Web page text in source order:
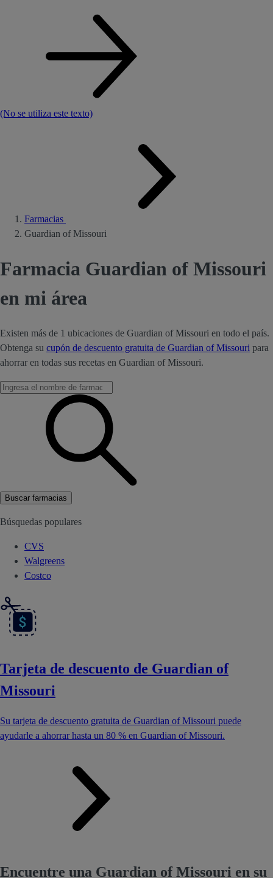
(No se utiliza este texto)
Farmacias
Guardian of Missouri
Farmacia Guardian of Missouri
en mi área
Existen más de 1 ubicaciones de Guardian of Missouri en todo el país.
Obtenga su cupón de descuento gratuita de Guardian of Missouri para
ahorrar en todas sus recetas en Guardian of Missouri.
Buscar farmacias
Búsquedas populares
CVS
Walgreens
Costco
Tarjeta de descuento de Guardian of
Missouri
Su tarjeta de descuento gratuita de Guardian of Missouri puede
ayudarle a ahorrar hasta un 80 % en Guardian of Missouri.
Encuentre una Guardian of Missouri en su